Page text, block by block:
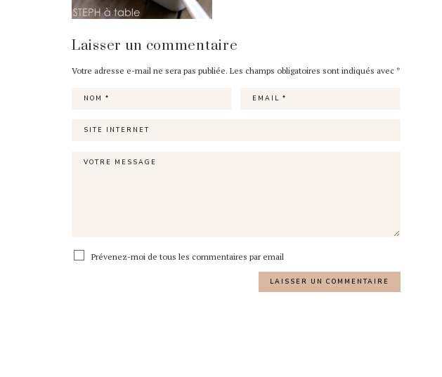
Laisser un commentaire
Votre adresse e-mail ne sera pas publiée. Les champs obligatoires sont indiqués avec *
Prévenez-moi de tous les commentaires par email